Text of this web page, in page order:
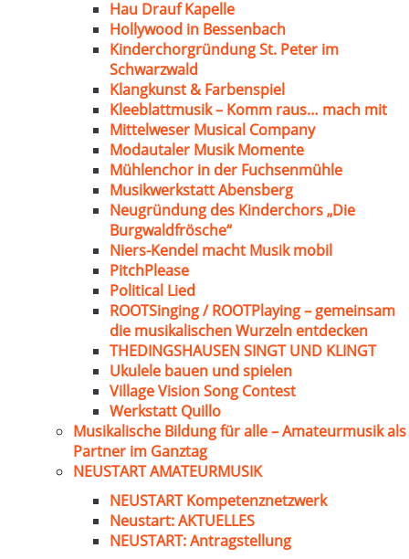
Hau Drauf Kapelle
Hollywood in Bessenbach
Kinderchorgründung St. Peter im
Schwarzwald
Klangkunst & Farbenspiel
Kleeblattmusik – Komm raus… mach mit
Mittelweser Musical Company
Modautaler Musik Momente
Mühlenchor in der Fuchsenmühle
Musikwerkstatt Abensberg
Neugründung des Kinderchors „Die
Burgwaldfrösche“
Niers-Kendel macht Musik mobil
PitchPlease
Political Lied
ROOTSinging / ROOTPlaying – gemeinsam
die musikalischen Wurzeln entdecken
THEDINGSHAUSEN SINGT UND KLINGT
Ukulele bauen und spielen
Village Vision Song Contest
Werkstatt Quillo
Musikalische Bildung für alle – Amateurmusik als
Partner im Ganztag
NEUSTART AMATEURMUSIK
NEUSTART Kompetenznetzwerk
Neustart: AKTUELLES
NEUSTART: Antragstellung